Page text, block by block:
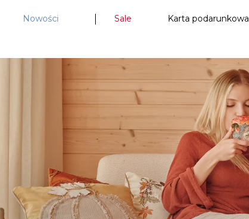
Nowości Sale Karta podarunkowa